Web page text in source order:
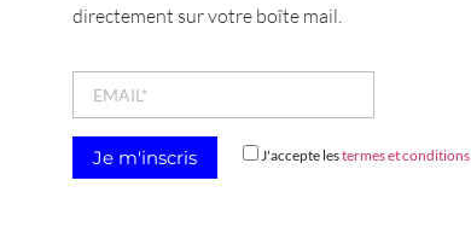
directement sur votre boîte mail.
J'accepte lestermes et conditions